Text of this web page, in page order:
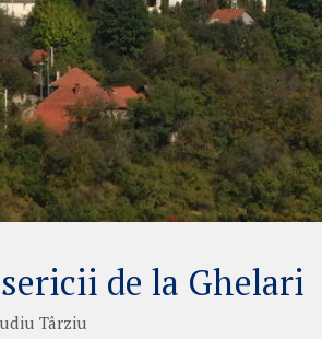
de la Ghelari
Târziu